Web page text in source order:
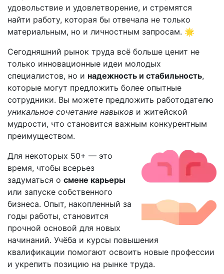
удовольствие и удовлетворение, и стремятся
найти работу, которая бы отвечала не только
материальным, но и личностным запросам. 🌟
Сегодняшний рынок труда всё больше ценит не
только инновационные идеи молодых
специалистов, но и надежность и стабильность,
которые могут предложить более опытные
сотрудники. Вы можете предложить работодателю
уникальное сочетание навыков и житейской
мудрости, что становится важным конкурентным
преимуществом.
Для некоторых 50+ — это
время, чтобы всерьез
задуматься о смене карьеры
или запуске собственного
бизнеса. Опыт, накопленный за
годы работы, становится
прочной основой для новых
начинаний. Учёба и курсы повышения
квалификации помогают освоить новые профессии
и укрепить позицию на рынке труда.